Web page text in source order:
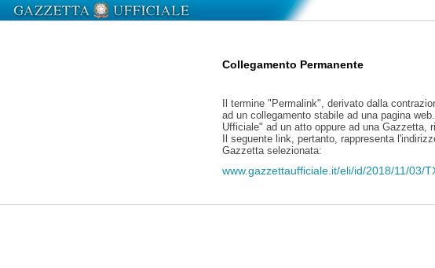
Collegamento Permanente
Il termine "Permalink", derivato dalla
ad un collegamento stabile ad una pagina
Ufficiale" ad un atto oppure ad una Gazzetta,
Il seguente link, pertanto, rappresenta
Gazzetta selezionata:
www.gazzettaufficiale.it/eli/id/2018/11/03/